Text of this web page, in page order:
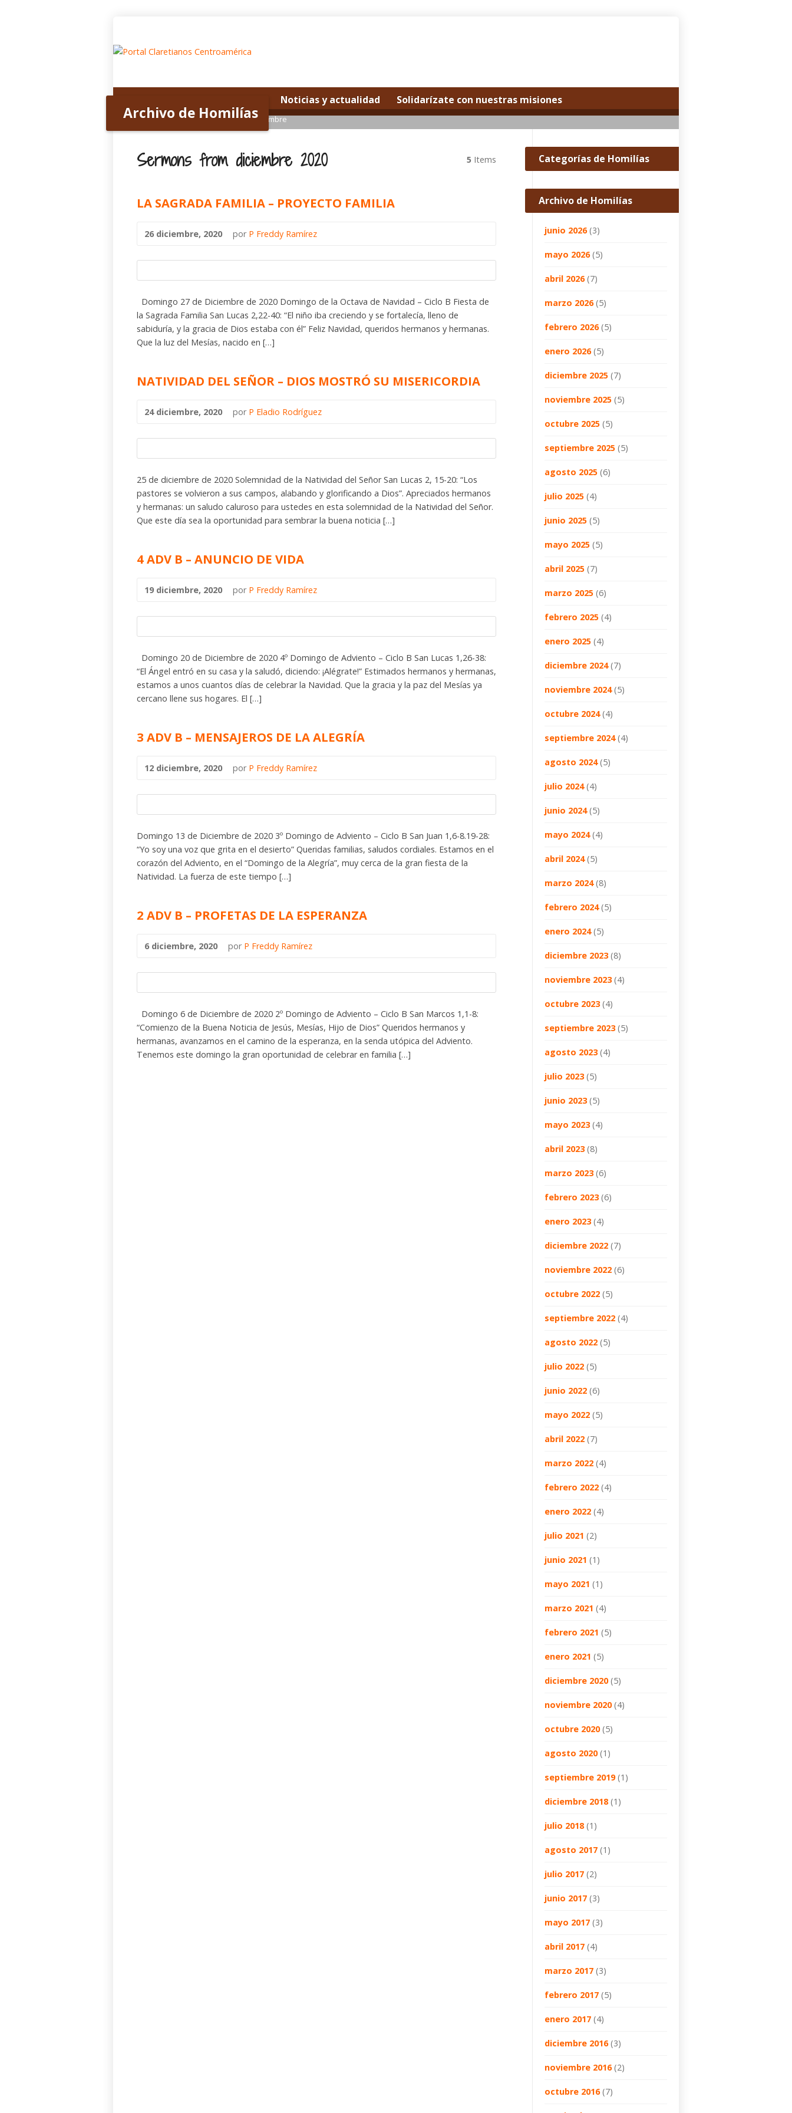
Noticias y actualidad Solidarízate con nuestras misiones
Archivo de Homilías
Home> Archivo de Homilías> 2020>diciembre
Sermons from diciembre 2020 5 Items
LA SAGRADA FAMILIA – PROYECTO FAMILIA
26 diciembre, 2020 por P Freddy Ramírez
Domingo 27 de Diciembre de 2020 Domingo de la Octava de Navidad – Ciclo B Fiesta de
la Sagrada Familia San Lucas 2,22-40: “El niño iba creciendo y se fortalecía, lleno de
sabiduría, y la gracia de Dios estaba con él” Feliz Navidad, queridos hermanos y hermanas.
Que la luz del Mesías, nacido en […]
NATIVIDAD DEL SEÑOR – DIOS MOSTRÓ SU MISERICORDIA
24 diciembre, 2020 por P Eladio Rodríguez
25 de diciembre de 2020 Solemnidad de la Natividad del Señor San Lucas 2, 15-20: “Los
pastores se volvieron a sus campos, alabando y glorificando a Dios”. Apreciados hermanos
y hermanas: un saludo caluroso para ustedes en esta solemnidad de la Natividad del Señor.
Que este día sea la oportunidad para sembrar la buena noticia […]
4 ADV B – ANUNCIO DE VIDA
19 diciembre, 2020 por P Freddy Ramírez
Domingo 20 de Diciembre de 2020 4º Domingo de Adviento – Ciclo B San Lucas 1,26-38:
“El Ángel entró en su casa y la saludó, diciendo: ¡Alégrate!” Estimados hermanos y hermanas,
estamos a unos cuantos días de celebrar la Navidad. Que la gracia y la paz del Mesías ya
cercano llene sus hogares. El […]
3 ADV B – MENSAJEROS DE LA ALEGRÍA
12 diciembre, 2020 por P Freddy Ramírez
Domingo 13 de Diciembre de 2020 3º Domingo de Adviento – Ciclo B San Juan 1,6-8.19-28:
“Yo soy una voz que grita en el desierto” Queridas familias, saludos cordiales. Estamos en el
corazón del Adviento, en el “Domingo de la Alegría”, muy cerca de la gran fiesta de la
Natividad. La fuerza de este tiempo […]
2 ADV B – PROFETAS DE LA ESPERANZA
6 diciembre, 2020 por P Freddy Ramírez
Domingo 6 de Diciembre de 2020 2º Domingo de Adviento – Ciclo B San Marcos 1,1-8:
“Comienzo de la Buena Noticia de Jesús, Mesías, Hijo de Dios” Queridos hermanos y
hermanas, avanzamos en el camino de la esperanza, en la senda utópica del Adviento.
Tenemos este domingo la gran oportunidad de celebrar en familia […]
Categorías de Homilías
Archivo de Homilías
junio 2026(3)
mayo 2026(5)
abril 2026(7)
marzo 2026(5)
febrero 2026(5)
enero 2026(5)
diciembre 2025 (7)
noviembre 2025 (5)
octubre 2025 (5)
septiembre 2025 (5)
agosto 2025 (6)
julio 2025 (4)
junio 2025 (5)
mayo 2025 (5)
abril 2025 (7)
marzo 2025 (6)
febrero 2025 (4)
enero 2025 (4)
diciembre 2024(7)
noviembre 2024(5)
octubre 2024(4)
septiembre 2024(4)
agosto 2024(5)
julio 2024(4)
junio 2024(5)
mayo 2024(4)
abril 2024(5)
marzo 2024(8)
febrero 2024(5)
enero 2024(5)
diciembre 2023(8)
noviembre 2023(4)
octubre 2023(4)
septiembre 2023(5)
agosto 2023(4)
julio 2023(5)
junio 2023(5)
mayo 2023(4)
abril 2023(8)
marzo 2023(6)
febrero 2023(6)
enero 2023(4)
diciembre 2022 (7)
noviembre 2022 (6)
octubre 2022 (5)
septiembre 2022 (4)
agosto 2022 (5)
julio 2022 (5)
junio 2022 (6)
mayo 2022 (5)
abril 2022 (7)
marzo 2022 (4)
febrero 2022 (4)
enero 2022 (4)
julio 2021 (2)
junio 2021 (1)
mayo 2021 (1)
marzo 2021 (4)
febrero 2021 (5)
enero 2021 (5)
diciembre 2020(5)
noviembre 2020(4)
octubre 2020(5)
agosto 2020(1)
septiembre 2019(1)
diciembre 2018(1)
julio 2018(1)
agosto 2017 (1)
julio 2017 (2)
junio 2017 (3)
mayo 2017 (3)
abril 2017 (4)
marzo 2017 (3)
febrero 2017 (5)
enero 2017 (4)
diciembre 2016(3)
noviembre 2016(2)
octubre 2016(7)